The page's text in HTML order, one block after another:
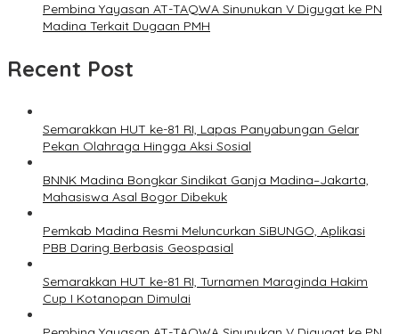
Pembina Yayasan AT-TAQWA Sinunukan V Digugat ke PN
Madina Terkait Dugaan PMH
Recent Post
Semarakkan HUT ke-81 RI, Lapas Panyabungan Gelar
Pekan Olahraga Hingga Aksi Sosial
BNNK Madina Bongkar Sindikat Ganja Madina–Jakarta,
Mahasiswa Asal Bogor Dibekuk
Pemkab Madina Resmi Meluncurkan SiBUNGO, Aplikasi
PBB Daring Berbasis Geospasial
Semarakkan HUT ke-81 RI, Turnamen Maraginda Hakim
Cup I Kotanopan Dimulai